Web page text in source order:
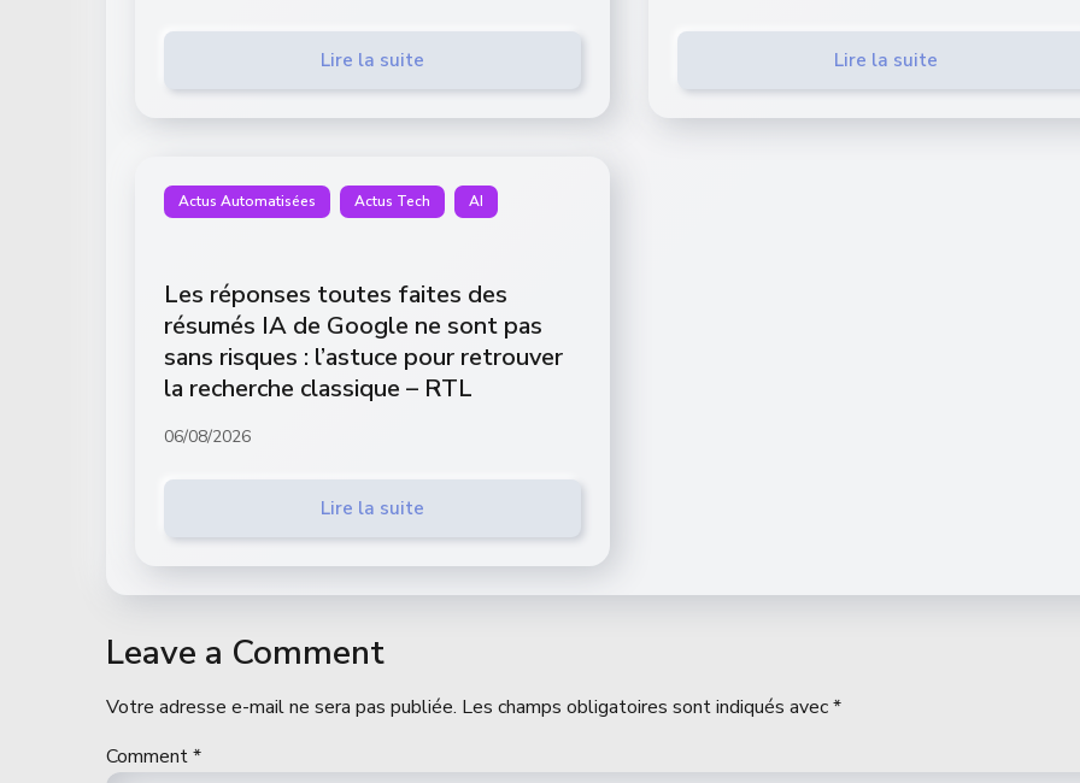
Lire la suite Lire la suite
Actus Automatisées Actus Tech AI
Les réponses toutes faites des
résumés IA de Google ne sont pas
sans risques : l’astuce pour retrouver
la recherche classique – RTL
06/08/2026
Lire la suite
Leave a Comment
Votre adresse e-mail ne sera pas publiée. Les champs obligatoires sont indiqués avec*
Comment*